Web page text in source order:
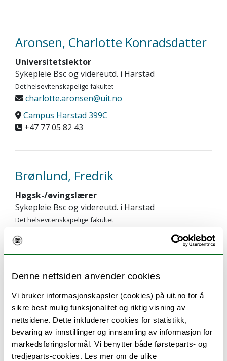
Denne nettsiden anvender cookies
Vi bruker informasjonskapsler (cookies) på uit.no for å
sikre best mulig funksjonalitet og riktig visning av
nettsidene. Dette inkluderer cookies for statistikk,
bevaring av innstillinger og innsamling av informasjon for
markedsføringsformål. Vi benytter både førsteparts- og
tredjeparts-cookies. Les mer om de ulike
Aronsen, Charlotte Konradsdatter
Universitetslektor
Sykepleie Bsc og videreutd. i Harstad
Det helsevitenskapelige fakultet
charlotte.aronsen@uit.no
Campus Harstad 399C
+47 77 05 82 43
Brønlund, Fredrik
Høgsk-/øvingslærer
Sykepleie Bsc og videreutd. i Harstad
Det helsevitenskapelige fakultet
Bygdnes, Liv Oddrunn
Universitetslektor
Sykepleie Bsc og videreutd. i Harstad
Det helsevitenskapelige fakultet
liv.bygdnes@uit.no